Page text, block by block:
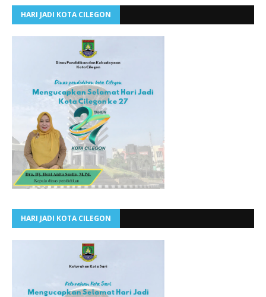
HARI JADI KOTA CILEGON
HARI JADI KOTA CILEGON